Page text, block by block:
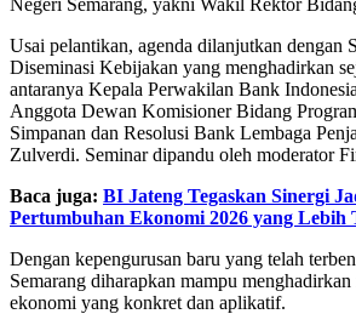
Usai pelantikan, agenda dilanjutkan dengan
Diseminasi Kebijakan yang menghadirkan
antaranya Kepala Perwakilan Bank
Anggota Dewan Komisioner Bidang
Simpanan dan Resolusi Bank Lembaga
Zulverdi. Seminar dipandu oleh moderator
Baca juga: BI Jateng Tegaskan Sinergi
Pertumbuhan Ekonomi 2026 yang Lebih
Dengan kepengurusan baru yang telah
Semarang diharapkan mampu
ekonomi yang konkret dan aplikatif.